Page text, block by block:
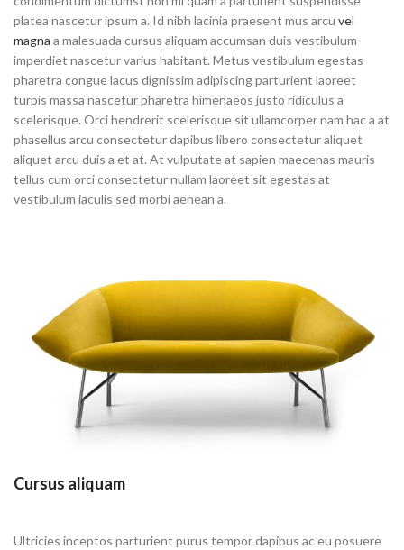
platea nascetur ipsum a. Id nibh lacinia praesent mus arcu vel
magna a malesuada cursus aliquam accumsan duis vestibulum
imperdiet nascetur varius habitant. Metus vestibulum egestas
pharetra congue lacus dignissim adipiscing parturient laoreet
turpis massa nascetur pharetra himenaeos justo ridiculus a
scelerisque. Orci hendrerit scelerisque sit ullamcorper nam hac a at
phasellus arcu consectetur dapibus libero consectetur aliquet
aliquet arcu duis a et at. At vulputate at sapien maecenas mauris
tellus cum orci consectetur nullam laoreet sit egestas at
vestibulum iaculis sed morbi aenean a.
Cursus aliquam
Ultricies inceptos parturient purus tempor dapibus ac eu posuere